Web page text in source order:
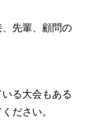
先輩、顧問の
る大会もある
ださい。